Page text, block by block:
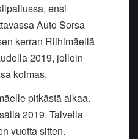
ensi
Auto Sorsa
kerran Riihimäellä
2019, jolloin
kolmas.
pitkästä aikaa.
2019. Talvella
vuotta sitten.